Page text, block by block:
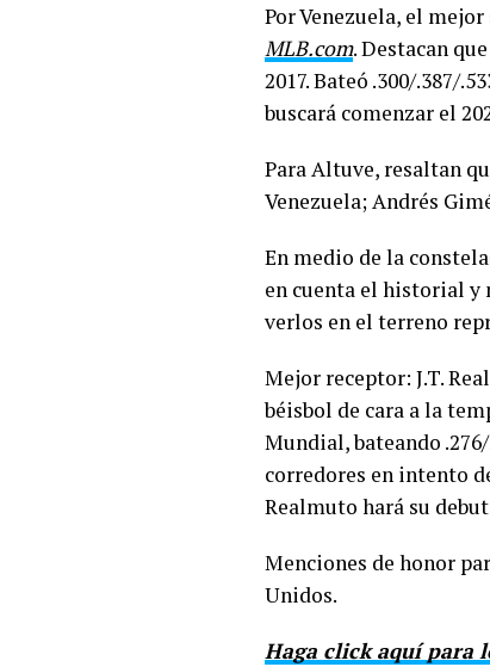
Por Venezuela, el
MLB.com. Destacan
2017. Bateó .300/.387/
buscará comenzar el
Para Altuve, resaltan
Venezuela; Andrés
En medio de la
en cuenta el historial y
verlos en el terreno
Mejor receptor: J.T.
béisbol de cara a la
Mundial, bateando
corredores en intento
Realmuto hará su
Menciones de honor
Unidos.
Haga click aquí para